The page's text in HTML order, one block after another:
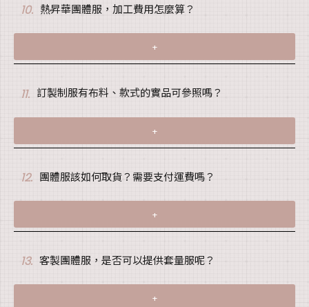
10. 熱昇華團體服，加工費用怎麼算？
+
11. 訂製制服有布料、款式的實品可參照嗎？
+
12. 團體服該如何取貨？需要支付運費嗎？
+
13. 客製團體服，是否可以提供套量服呢？
+